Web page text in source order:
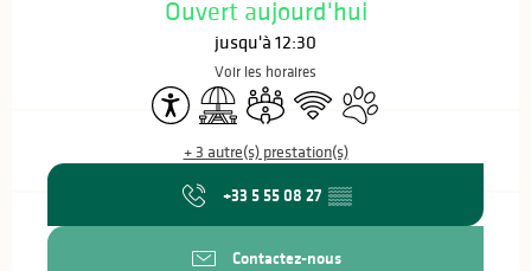
Ouvert aujourd'hui
jusqu'à 12:30
Voir les horaires
AccessibilitéAire de pique nique
Salle de réunion
WiFi Animaux acceptés
+ 3 autre(s) prestation(s)
+33 5 55 08 27 ▒▒
Contactez-nous